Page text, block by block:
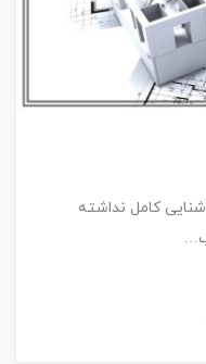
کامل نداشته